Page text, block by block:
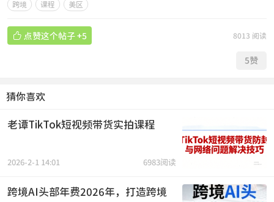
跨境 课程 美区
8013 阅读
 点赞这个帖子 +5
5赞
猜你喜欢
老谭TikTok短视频带货实拍课程
6983阅读
2026-2-1 14:01
跨境AI头部年费2026年，打造跨境